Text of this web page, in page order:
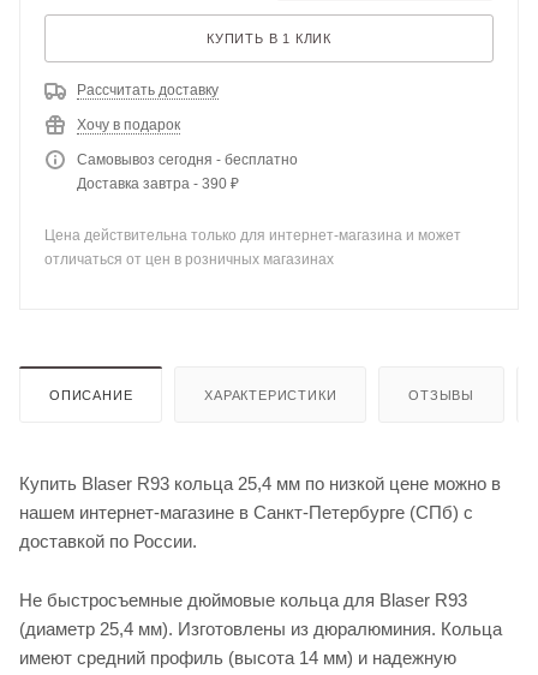
КУПИТЬ В 1 КЛИК
Рассчитать доставку
Хочу в подарок
Самовывоз сегодня - бесплатно
Доставка завтра - 390 ₽
Цена действительна только для интернет-магазина и может
отличаться от цен в розничных магазинах
ОПИСАНИЕ ХАРАКТЕРИСТИКИ ОТЗЫВЫ
Купить Blaser R93 кольца 25,4 мм по низкой цене можно в
нашем интернет-магазине в Санкт-Петербурге (СПб) с
доставкой по России.
Не быстросъемные дюймовые кольца для Blaser R93
(диаметр 25,4 мм). Изготовлены из дюралюминия. Кольца
имеют средний профиль (высота 14 мм) и надежную